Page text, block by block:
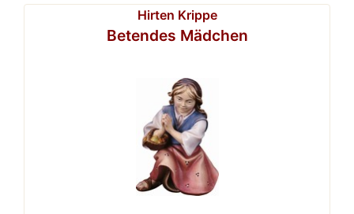
Hirten Krippe
Betendes Mädchen